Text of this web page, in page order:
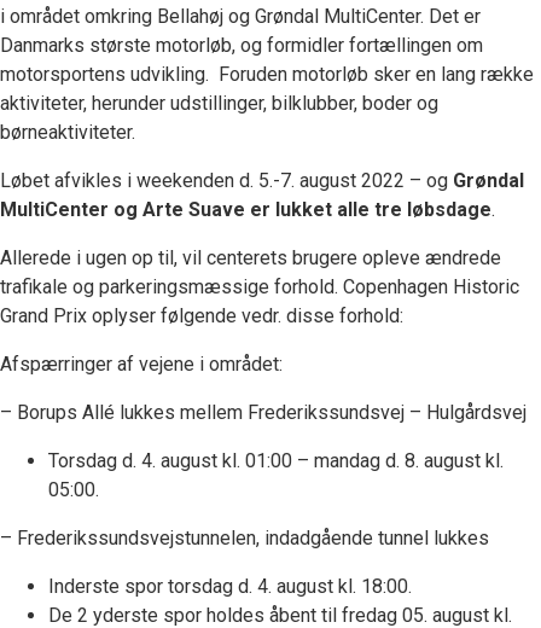
i området omkring Bellahøj og Grøndal MultiCenter. Det er
Danmarks største motorløb, og formidler fortællingen om
motorsportens udvikling. Foruden motorløb sker en lang række
aktiviteter, herunder udstillinger, bilklubber, boder og
børneaktiviteter.
Løbet afvikles i weekenden d. 5.-7. august 2022 – og Grøndal
MultiCenter og Arte Suave er lukket alle tre løbsdage.
Allerede i ugen op til, vil centerets brugere opleve ændrede
trafikale og parkeringsmæssige forhold. Copenhagen Historic
Grand Prix oplyser følgende vedr. disse forhold:
Afspærringer af vejene i området:
– Borups Allé lukkes mellem Frederikssundsvej – Hulgårdsvej
Torsdag d. 4. august kl. 01:00 – mandag d. 8. august kl.
05:00.
– Frederikssundsvejstunnelen, indadgående tunnel lukkes
Inderste spor torsdag d. 4. august kl. 18:00.
De 2 yderste spor holdes åbent til fredag 05. august kl.